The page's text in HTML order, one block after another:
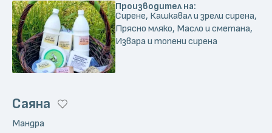
Производител на:
Сирене, Кашкавал и зрели сирена,
Прясно мляко, Масло и сметана,
Извара и топени сирена
Саяна
Мандра